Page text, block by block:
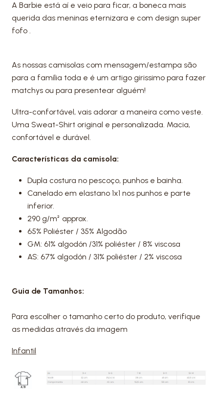
A Barbie está aí e veio para ficar, a boneca mais
querida das meninas eternizara e com design super
fofo .
As nossas camisolas com mensagem/estampa são
para a família toda e é um artigo girissimo para fazer
matchys ou para presentear alguém!
Ultra-confortável, vais adorar a maneira como veste.
Uma Sweat-Shirt original e personalizada. Macia,
confortável e durável.
Características da camisola:
Dupla costura no pescoço, punhos e bainha.
Canelado em elastano 1x1 nos punhos e parte
inferior.
290 g/m² approx.
65% Poliéster / 35% Algodão
GM: 61% algodón /31% poliéster / 8% viscosa
AS: 67% algodón / 31% poliéster / 2% viscosa
Guia de Tamanhos:
Para escolher o tamanho certo do produto, verifique
as medidas através da imagem
Infantil